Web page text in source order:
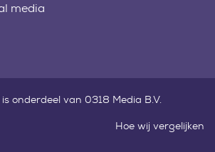
media
onderdeel van 0318 Media B.V.
Hoe wij vergelijken